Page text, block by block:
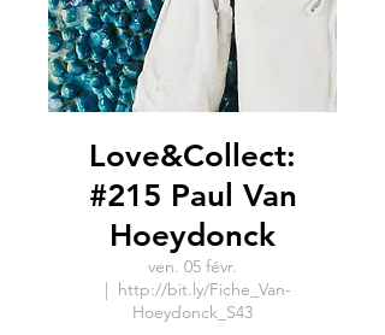
Love&Collect:
#215 Paul Van
Hoeydonck
ven. 05 févr.
  |
http://bit.ly/Fiche_Van-
Hoeydonck_S43